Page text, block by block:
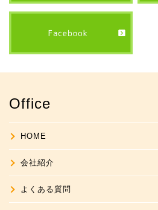
Office
HOME
会社紹介
よくある質問